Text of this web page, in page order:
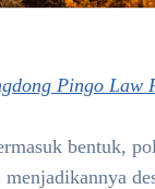
Pingo Law
bentuk,